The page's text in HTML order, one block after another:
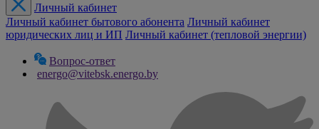
Личный кабинет
Личный кабинет бытового абонента Личный кабинет
юридических лиц и ИП Личный кабинет (тепловой энергии)
Вопрос-ответ
energo@vitebsk.energo.by